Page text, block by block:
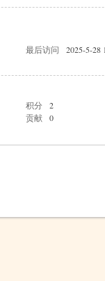
最后访问
2025-5-28
积分
2
贡献 0